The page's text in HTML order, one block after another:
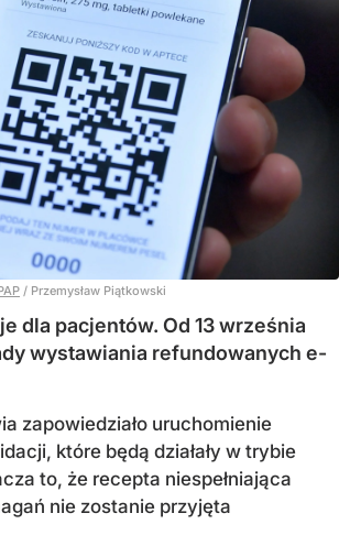
/ Przemysław Piątkowski
dla pacjentów. Od 13 września
wystawiania refundowanych e-
zapowiedziało uruchomienie
które będą działały w trybie
to, że recepta niespełniająca
nie zostanie przyjęta